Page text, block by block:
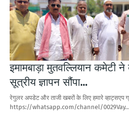
इमामबाड़ा मुतवल्लियान कमेटी
सूत्रीय ज्ञापन सौंपा...
रेगुलर अपडेट और ताजी खबरों के लिए हमारे व्हाट्सएप
https://whatsapp.com/channel/0029Vay…